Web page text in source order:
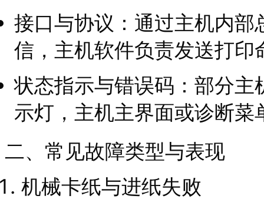
接口与协议：通过主机内
信，主机软件负责发送打印
状态指示与错误码：部分
示灯，主机主界面或诊断
二、常见故障类型与表现
机械卡纸与进纸失败